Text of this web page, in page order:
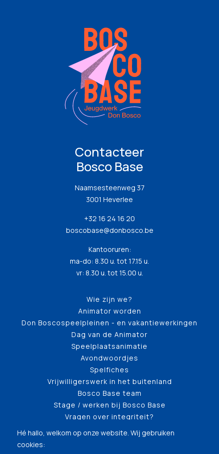
Contacteer
Bosco Base
Naamsesteenweg 37
3001 Heverlee
+32 16 24 16 20
boscobase@donbosco.be
Kantooruren:
ma-do: 8.30 u. tot 17.15 u.
vr: 8.30 u. tot 15.00 u.
Wie zijn we?
Animator worden
Don Boscospeelpleinen - en vakantiewerkingen
Dag van de Animator
Speelplaatsanimatie
Avondwoordjes
Spelfiches
Vrijwilligerswerk in het buitenland
Bosco Base team
Stage / werken bij Bosco Base
Vragen over integriteit?
Hé hallo, welkom op onze website. Wij gebruiken
cookies: